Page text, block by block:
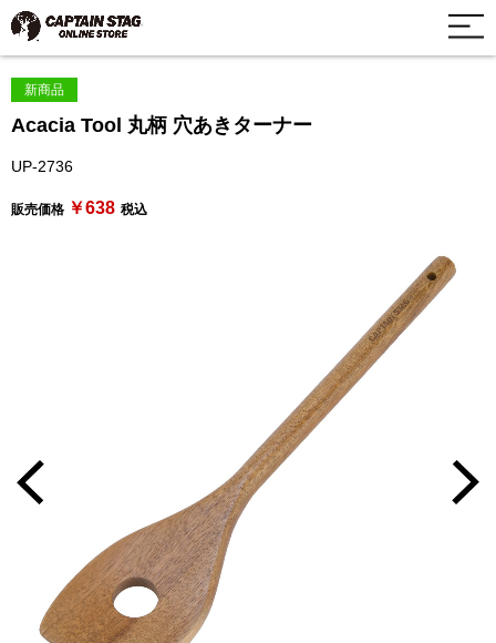
新商品
Acacia Tool 丸柄 穴あきターナー
UP-2736
販売価格 ￥638 税込